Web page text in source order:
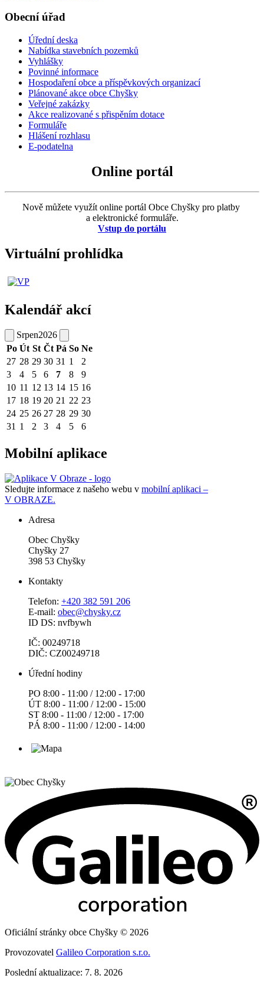
Obecní úřad
Úřední deska
Nabídka stavebních pozemků
Vyhlášky
Povinné informace
Hospodaření obce a příspěvkových organizací
Plánované akce obce Chyšky
Veřejné zakázky
Akce realizované s přispěním dotace
Formuláře
Hlášení rozhlasu
E-podatelna
Online portál
Nově můžete využít online portál Obce Chyšky pro platby
a elektronické formuláře.
Vstup do portálu
Virtuální prohlídka
Kalendář akcí
Srpen2026
Po Út St Čt Pá So Ne
27 28 29 30 31 1
2
3
4 5 6 7 8
9
10 11 12 13 14 15 16
17 18 19 20 21 22 23
24 25 26 27 28 29 30
31 1 2 3 4 5 6
Mobilní aplikace
Sledujte informace z našeho webu v mobilní aplikaci –
V OBRAZE.
Adresa
Obec Chyšky
Chyšky 27
398 53 Chyšky
Kontakty
Telefon: +420 382 591 206
E-mail: obec@chysky.cz
ID DS: nvfbywh
IČ: 00249718
DIČ: CZ00249718
Úřední hodiny
PO 8:00 - 11:00 / 12:00 - 17:00
ÚT 8:00 - 11:00 / 12:00 - 15:00
ST 8:00 - 11:00 / 12:00 - 17:00
PÁ 8:00 - 11:00 / 12:00 - 14:00
Oficiální stránky obce Chyšky © 2026
Provozovatel Galileo Corporation s.r.o.
Poslední aktualizace: 7. 8. 2026